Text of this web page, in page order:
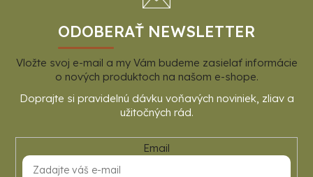
ODOBERAŤ NEWSLETTER
Vložte svoj e-mail a my Vám budeme zasielať informácie
o nových produktoch na našom e-shope.
Email